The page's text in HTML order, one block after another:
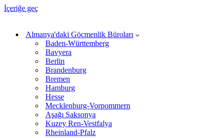
İçeriğe geç
Almanya'daki Göçmenlik Büroları
Baden-Württemberg
Bavyera
Berlin
Brandenburg
Bremen
Hamburg
Hesse
Mecklenburg-Vorpommern
Aşağı Saksonya
Kuzey Ren-Vestfalya
Rheinland-Pfalz